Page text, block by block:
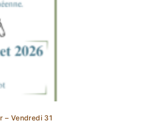
– Vendredi 31